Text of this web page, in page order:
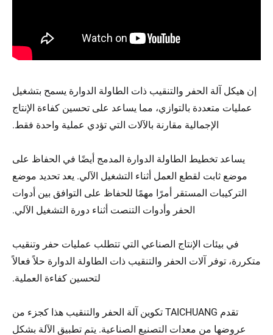
إن هيكل آلة الحفر والتنقيب ذات الطاولة الدوارة يسمح بتشغيل
عمليات متعددة بالتوازي، مما يساعد على تحسين كفاءة الإنتاج
الإجمالية مقارنة بالآلات التي تؤدي عملية واحدة فقط.
يساعد تخطيط الطاولة الدوارة المدمج أيضًا في الحفاظ على
موضع ثابت لقطع العمل أثناء التشغيل الآلي. يعد تحديد موضع
التركيبات المستقر أمرًا مهمًا للحفاظ على التوافق بين أدوات
الحفر وأدوات التنصت أثناء دورة التشغيل الآلي.
في بيئات الإنتاج الصناعي التي تتطلب عمليات حفر وتنقيب
متكررة، توفر آلات الحفر والتنقيب ذات الطاولة الدوارة حلاً فعالاً
لتحسين كفاءة العملية.
تقدم TAICHUANG تكوين آلة الحفر والتنقيب هذا كجزء من
عروضها من معدات التصنيع الصناعية. يتم تطبيق الآلة بشكل